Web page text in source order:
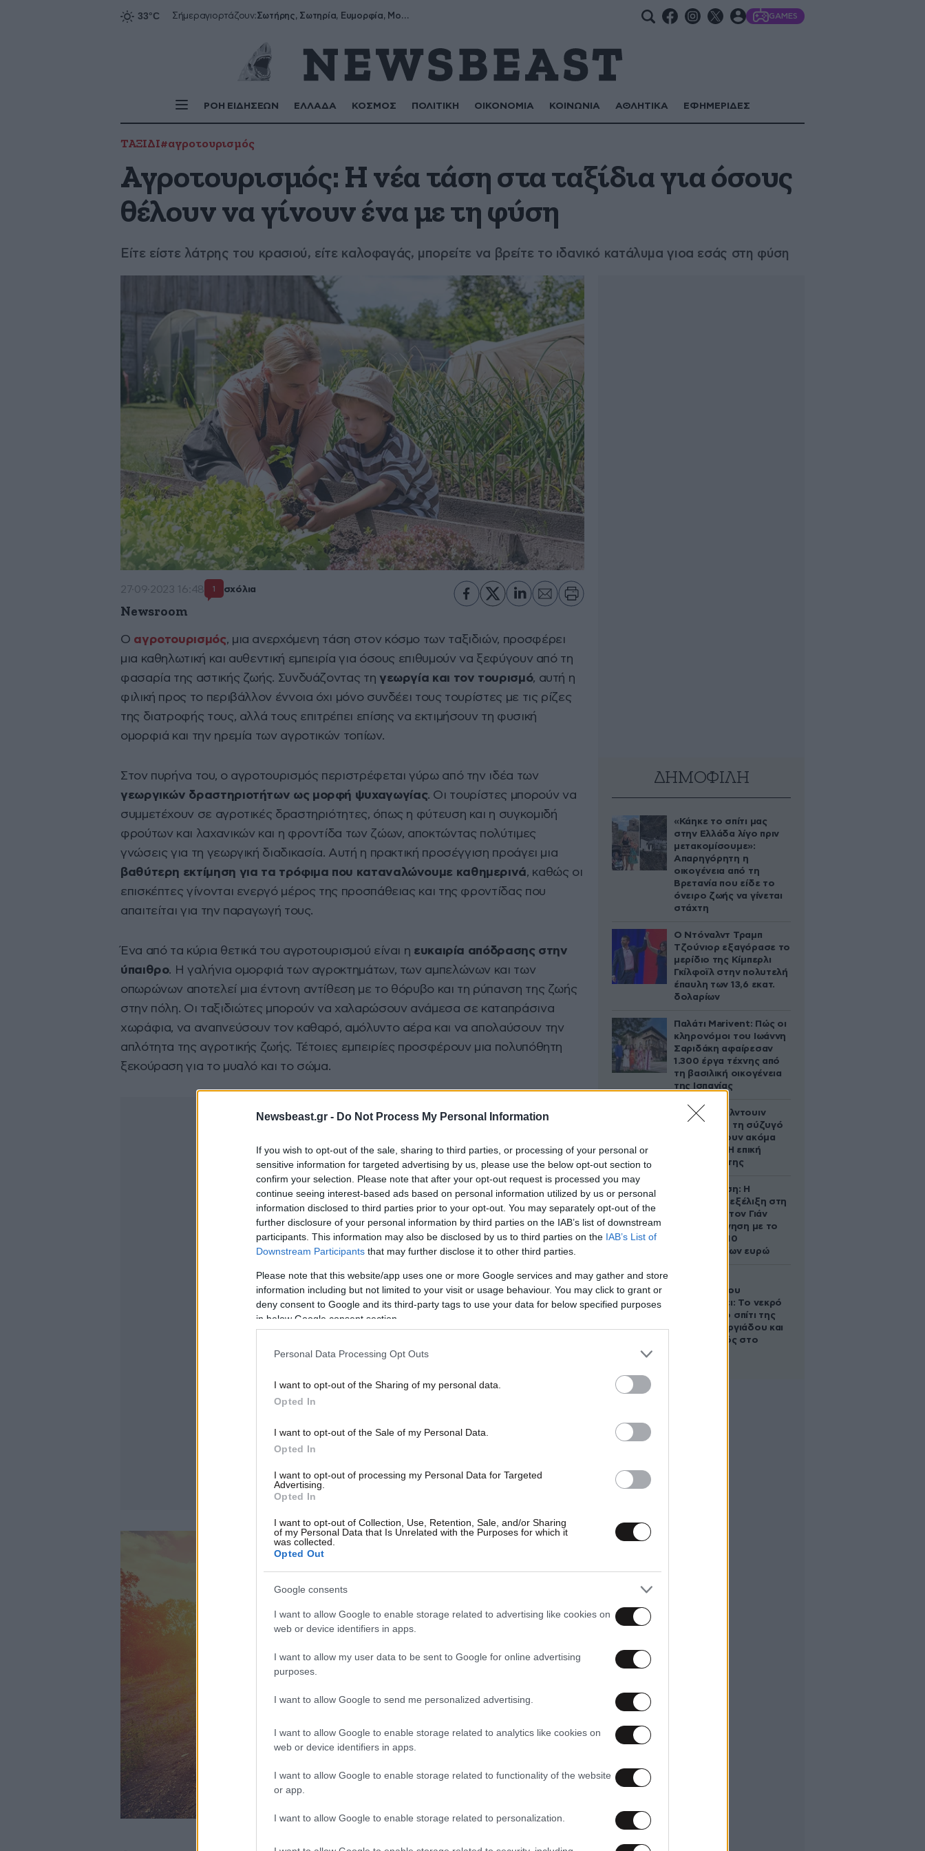
Newsbeast.gr - Do Not Process My Personal Information
If you wish to opt-out of the sale, sharing to third parties, or processing of your personal or
sensitive information for targeted advertising by us, please use the below opt-out section to
confirm your selection. Please note that after your opt-out request is processed you may
continue seeing interest-based ads based on personal information utilized by us or personal
information disclosed to third parties prior to your opt-out. You may separately opt-out of the
further disclosure of your personal information by third parties on the IAB’s list of downstream
participants. This information may also be disclosed by us to third parties on the IAB’s List of
Downstream Participants that may further disclose it to other third parties.
Please note that this website/app uses one or more Google services and may gather and store
information including but not limited to your visit or usage behaviour. You may click to grant or
deny consent to Google and its third-party tags to use your data for below specified purposes
in below Google consent section.
Personal Data Processing Opt Outs
I want to opt-out of the Sharing of my personal data.
Opted In
I want to opt-out of the Sale of my Personal Data.
Opted In
I want to opt-out of processing my Personal Data for Targeted
Advertising.
Opted In
I want to opt-out of Collection, Use, Retention, Sale, and/or Sharing
of my Personal Data that Is Unrelated with the Purposes for which it
was collected.
Opted Out
Google consents
I want to allow Google to enable storage related to advertising like cookies on
web or device identifiers in apps.
I want to allow my user data to be sent to Google for online advertising
purposes.
I want to allow Google to send me personalized advertising.
I want to allow Google to enable storage related to analytics like cookies on
web or device identifiers in apps.
I want to allow Google to enable storage related to functionality of the website
or app.
I want to allow Google to enable storage related to personalization.
Σήμεραγιορτάζουν: Σωτήρης, Σωτηρία, Ευμορφία, Μορφούλα GAMES
ΡΟΗ ΕΙΔΗΣΕΩΝ ΕΛΛΑΔΑ ΚΟΣΜΟΣ ΠΟΛΙΤΙΚΗ ΟΙΚΟΝΟΜΙΑ ΚΟΙΝΩΝΙΑ ΑΘΛΗΤΙΚΑ ΕΦΗΜΕΡΙΔΕΣ
ΤΑΞΙΔΙ#αγροτουρισμός
Αγροτουρισμός: Η νέα τάση στα ταξίδια για όσους
θέλουν να γίνουν ένα με τη φύση
Είτε είστε λάτρης του κρασιού, είτε καλοφαγάς, μπορείτε να βρείτε το ιδανικό κατάλυμα γιοα εσάς στη φύση
27·09·2023 16:48 1 σχόλια
Newsroom
Ο αγροτουρισμός, μια ανερχόμενη τάση στον κόσμο των ταξιδιών, προσφέρει
μια καθηλωτική και αυθεντική εμπειρία για όσους επιθυμούν να ξεφύγουν από τη
φασαρία της αστικής ζωής. Συνδυάζοντας τη γεωργία και τον τουρισμό, αυτή η
φιλική προς το περιβάλλον έννοια όχι μόνο συνδέει τους τουρίστες με τις ρίζες
της διατροφής τους, αλλά τους επιτρέπει επίσης να εκτιμήσουν τη φυσική
ομορφιά και την ηρεμία των αγροτικών τοπίων.
Στον πυρήνα του, ο αγροτουρισμός περιστρέφεται γύρω από την ιδέα των
γεωργικών δραστηριοτήτων ως μορφή ψυχαγωγίας. Οι τουρίστες μπορούν να
συμμετέχουν σε αγροτικές δραστηριότητες, όπως η φύτευση και η συγκομιδή
φρούτων και λαχανικών και η φροντίδα των ζώων, αποκτώντας πολύτιμες
γνώσεις για τη γεωργική διαδικασία. Αυτή η πρακτική προσέγγιση προάγει μια
βαθύτερη εκτίμηση για τα τρόφιμα που καταναλώνουμε καθημερινά, καθώς οι
επισκέπτες γίνονται ενεργό μέρος της προσπάθειας και της φροντίδας που
απαιτείται για την παραγωγή τους.
Ένα από τα κύρια θετικά του αγροτουρισμού είναι η ευκαιρία απόδρασης στην
ύπαιθρο. Η γαλήνια ομορφιά των αγροκτημάτων, των αμπελώνων και των
οπωρώνων αποτελεί μια έντονη αντίθεση με το θόρυβο και τη ρύπανση της ζωής
στην πόλη. Οι ταξιδιώτες μπορούν να χαλαρώσουν ανάμεσα σε καταπράσινα
χωράφια, να αναπνεύσουν τον καθαρό, αμόλυντο αέρα και να απολαύσουν την
απλότητα της αγροτικής ζωής. Τέτοιες εμπειρίες προσφέρουν μια πολυπόθητη
ξεκούραση για το μυαλό και το σώμα.
ΔΗΜΟΦΙΛΗ
«Κάηκε το σπίτι μας
στην Ελλάδα λίγο πριν
μετακομίσουμε»:
Απαρηγόρητη η
οικογένεια από τη
Βρετανία που είδε το
όνειρο ζωής να γίνεται
στάχτη
Ο Ντόναλντ Τραμπ
Τζούνιορ εξαγόρασε το
μερίδιο της Κίμπερλι
Γκίλφοϊλ στην πολυτελή
έπαυλη των 13,6 εκατ.
δολαρίων
Παλάτι Marivent: Πώς οι
κληρονόμοι του Ιωάννη
Σαριδάκη αφαίρεσαν
1.300 έργα τέχνης από
τη βασιλική οικογένεια
της Ισπανίας
Ο Άλεκ Μπάλντουιν
ζήτησε από τη σύζυγό
του να κάνουν ακόμα
ένα παιδί – Η επική
αντίδρασή της
Αθηνά Ωνάση: Η
απρόσμενη εξέλιξη στη
διαμάχη με τον Γιάν
Τοπς – Η κίνηση με το
άλογο των 10
εκατομμυρίων ευρώ
Τζώρτζογλου
αποκαλύπτει: Το νεκρό
έμβρυο στο σπίτι της
Μαρίας Γεωργιάδου και
ο εγκλεισμός στο